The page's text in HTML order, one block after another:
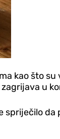
kao što
u